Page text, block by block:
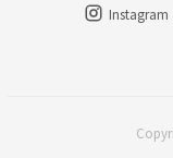
Instagram